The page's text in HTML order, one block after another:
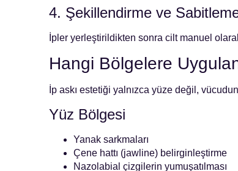
4. Şekillendirme ve
İpler yerleştirildikten sonra cilt manuel
Hangi Bölgelere
İp askı estetiği yalnızca yüze değil,
Yüz Bölgesi
Yanak sarkmaları
Çene hattı (jawline) belirginleştirme
Nazolabial çizgilerin yumuşatılması